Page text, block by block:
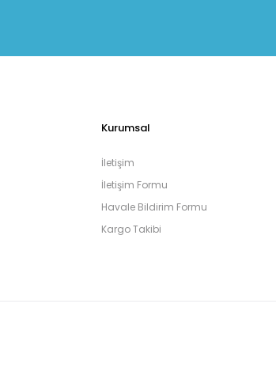
Kurumsal
İletişim
İletişim Formu
Havale Bildirim Formu
Kargo Takibi